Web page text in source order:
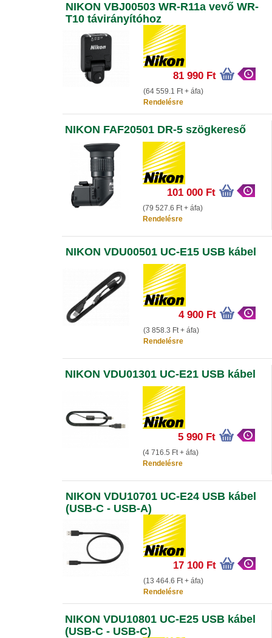
NIKON VBJ00503 WR-R11a vevő WR-
T10 távirányítóhoz
81 990 Ft
(64 559.1 Ft + áfa)
Rendelésre
NIKON FAF20501 DR-5 szögkereső
101 000 Ft
(79 527.6 Ft + áfa)
Rendelésre
NIKON VDU00501 UC-E15 USB kábel
4 900 Ft
(3 858.3 Ft + áfa)
Rendelésre
NIKON VDU01301 UC-E21 USB kábel
5 990 Ft
(4 716.5 Ft + áfa)
Rendelésre
NIKON VDU10701 UC-E24 USB kábel
(USB-C - USB-A)
17 100 Ft
(13 464.6 Ft + áfa)
Rendelésre
NIKON VDU10801 UC-E25 USB kábel
(USB-C - USB-C)